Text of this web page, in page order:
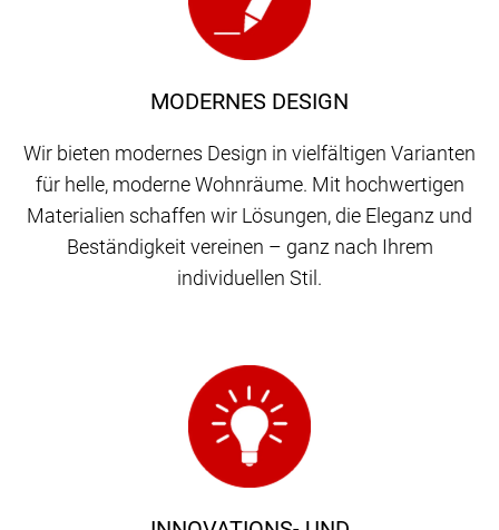
MODERNES DESIGN
Wir bieten modernes Design in vielfältigen Varianten
für helle, moderne Wohnräume. Mit hochwertigen
Materialien schaffen wir Lösungen, die Eleganz und
Beständigkeit vereinen – ganz nach Ihrem
individuellen Stil.